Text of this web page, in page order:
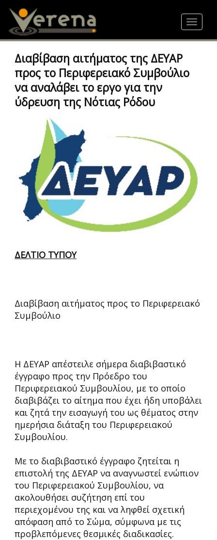
content
Toggle
Διαβίβαση αιτήματος της ΔΕΥΑΡ
προς το Περιφερειακό Συμβούλιο
να αναλάβει το εργο για την
ύδρευση της Νότιας Ρόδου
ΔΕΛΤΙΟ ΤΥΠΟΥ
Διαβίβαση αιτήματος προς το Περιφερειακό
Συμβούλιο
Η ΔΕΥΑΡ απέστειλε σήμερα διαβιβαστικό
έγγραφο προς την Πρόεδρο του
Περιφερειακού Συμβουλίου, με το οποίο
διαβιβάζει το αίτημα που έχει ήδη υποβάλει
και ζητά την εισαγωγή του ως θέματος στην
ημερήσια διάταξη του Περιφερειακού
Συμβουλίου.
Με το διαβιβαστικό έγγραφο ζητείται η
επιστολή της ΔΕΥΑΡ να αναγνωστεί ενώπιον
του Περιφερειακού Συμβουλίου, να
ακολουθήσει συζήτηση επί του
περιεχομένου της και να ληφθεί σχετική
απόφαση από το Σώμα, σύμφωνα με τις
προβλεπόμενες θεσμικές διαδικασίες.